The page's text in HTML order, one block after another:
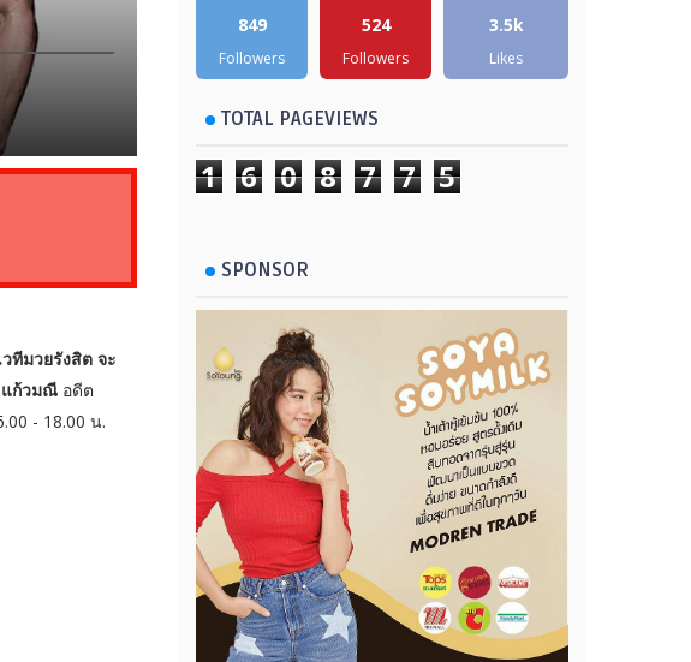
ทีมวยรังสิต จะ
แก้วมณี อดีต
- 18.00 น.
849
Followers
524
Followers
3.5k
Likes
TOTAL PAGEVIEWS
1 6 0 8 7 7 5
SPONSOR